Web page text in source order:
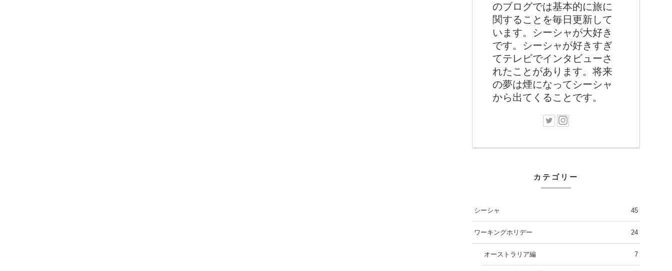
のブログでは基本的に旅に
関することを毎日更新して
います。シーシャが大好き
です。シーシャが好きすぎ
てテレビでインタビューさ
れたことがあります。将来
の夢は煙になってシーシャ
から出てくることです。
カテゴリー
シーシャ 45
ワーキングホリデー 24
オーストラリア編 7